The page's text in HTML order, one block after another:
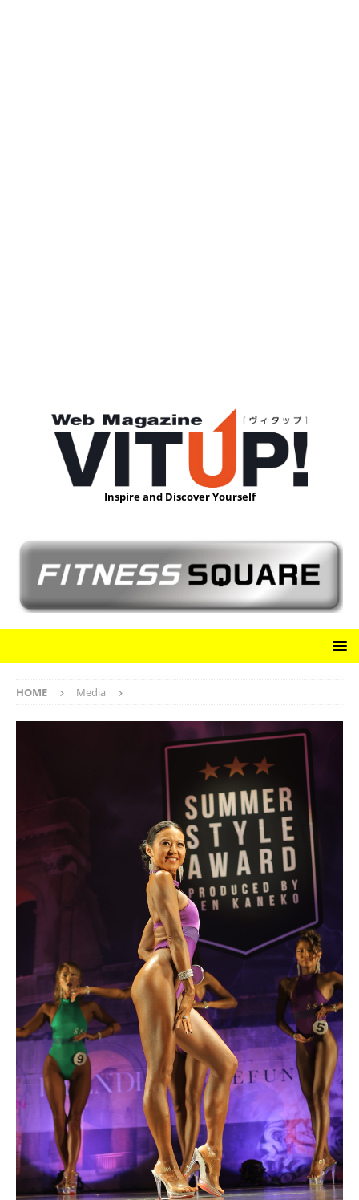
Inspire and Discover Yourself
HOME Media